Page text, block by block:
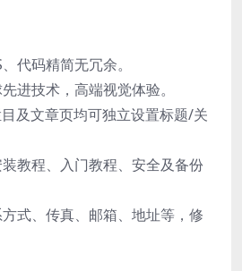
代码精简无冗余。
进技术，高端视觉体验。
及文章页均可独立设置标题/关
教程、入门教程、安全及备份
式、传真、邮箱、地址等，修